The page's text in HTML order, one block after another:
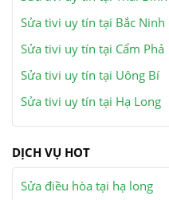
Sửa tivi uy tín tại Bắc Ninh
Sửa tivi uy tín tại Cẩm Phả
Sửa tivi uy tín tại Uông Bí
Sửa tivi uy tín tại Hạ Long
DỊCH VỤ HOT
Sửa điều hòa tại hạ long